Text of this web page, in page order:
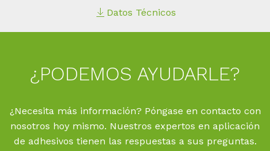
Datos Técnicos
¿PO­DE­MOS AYU­DAR­LE?
¿Necesita más información? Póngase en contacto con
nosotros hoy mismo. Nuestros expertos en aplicación
de adhesivos tienen las respuestas a sus preguntas.